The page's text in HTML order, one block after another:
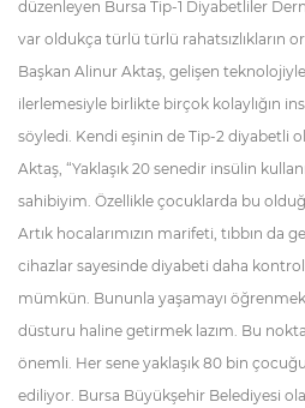
düzenleyen Bursa Tip-1 Diyabetliler
var oldukça türlü türlü rahatsızlıkların
Başkan Alinur Aktaş, gelişen
ilerlemesiyle birlikte birçok kolaylığın
söyledi. Kendi eşinin de Tip-2 diyabetli
Aktaş, “Yaklaşık 20 senedir insülin
sahibiyim. Özellikle çocuklarda bu
Artık hocalarımızın marifeti, tıbbın da
cihazlar sayesinde diyabeti daha
mümkün. Bununla yaşamayı
düsturu haline getirmek lazım. Bu
önemli. Her sene yaklaşık 80 bin
ediliyor. Bursa Büyükşehir Belediyesi